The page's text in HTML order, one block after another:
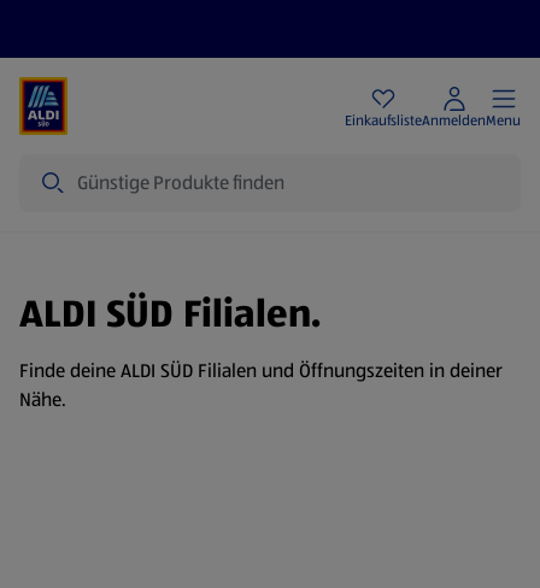
EinkaufslisteAnmeldenMenu
ALDI SÜD Filialen.
Finde deine ALDI SÜD Filialen und Öffnungszeiten in deiner
Nähe.